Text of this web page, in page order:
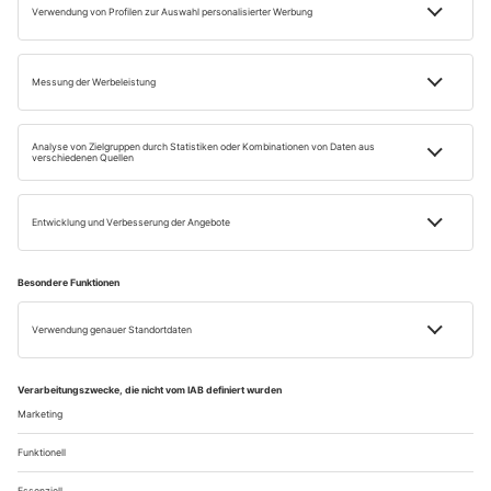
Impressum
Widerrufsbelehrung
AGB
Retour
Vertrag widerrufen
Einige Bilder auf dieser Website wurden mithilfe künstlicher Intelligenz erstellt.